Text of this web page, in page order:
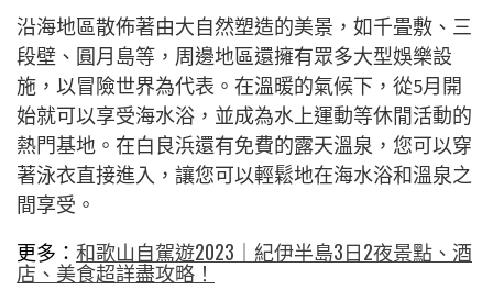
沿海地區散佈著由大自然塑造的美景，如千畳敷、三
段壁、圓月島等，周邊地區還擁有眾多大型娛樂設
施，以冒險世界為代表。在溫暖的氣候下，從5月開
始就可以享受海水浴，並成為水上運動等休閒活動的
熱門基地。在白良浜還有免費的露天溫泉，您可以穿
著泳衣直接進入，讓您可以輕鬆地在海水浴和溫泉之
間享受。
更多： 和歌山自駕遊2023｜紀伊半島3日2夜景點、酒
店、美食超詳盡攻略！